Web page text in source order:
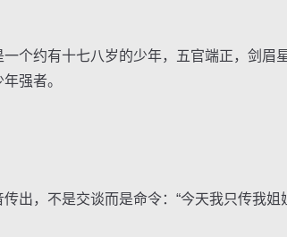
约有十七八岁的少年，五官端正，剑眉
强者。
，不是交谈而是命令：“今天我只传我姐